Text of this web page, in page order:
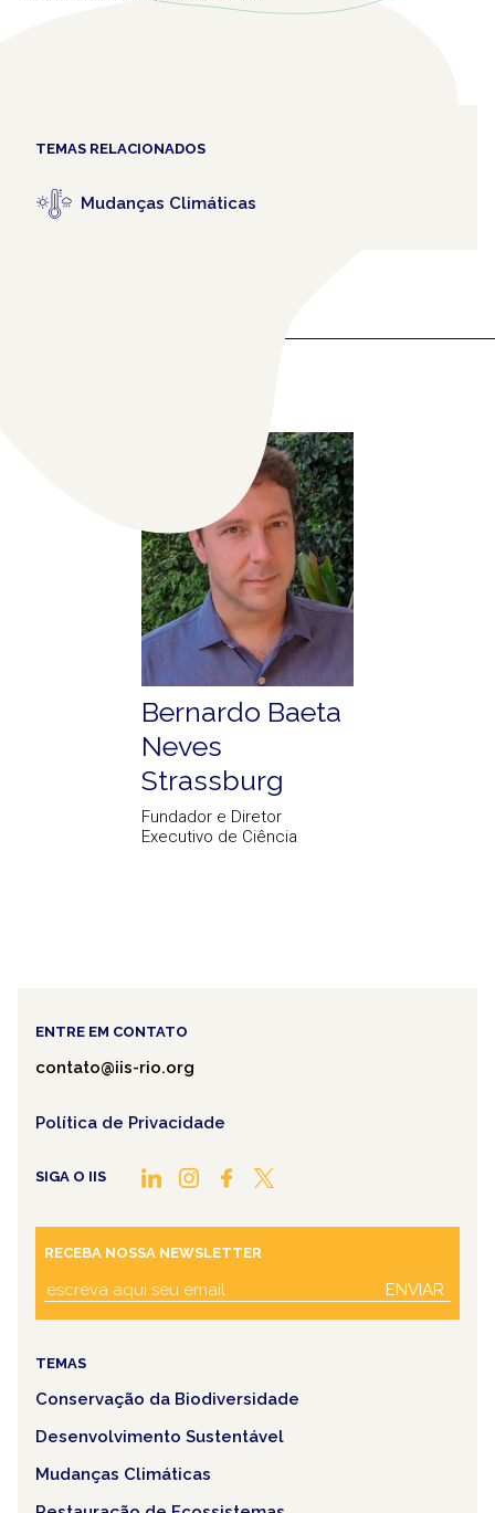
TEMAS RELACIONADOS
Mudanças Climáticas
Bernardo Baeta
Neves
Strassburg
Fundador e Diretor
Executivo de Ciência
ENTRE EM CONTATO
contato@iis-rio.org
Política de Privacidade
SIGA O IIS
RECEBA NOSSA NEWSLETTER
ENVIAR
TEMAS
Conservação da Biodiversidade
Desenvolvimento Sustentável
Mudanças Climáticas